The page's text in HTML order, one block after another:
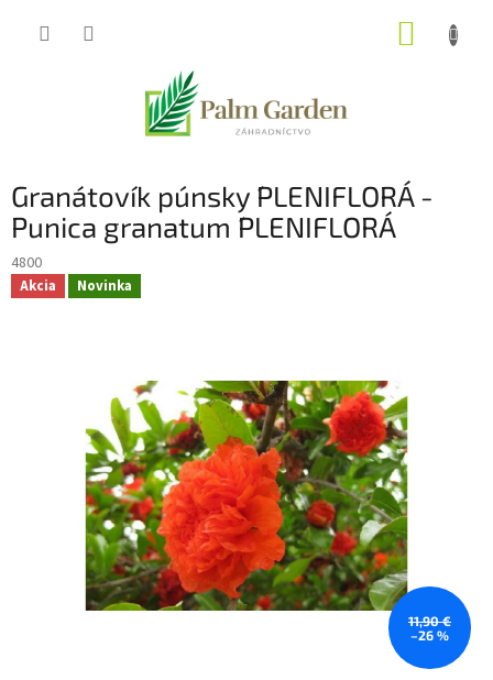
Granátovík púnsky ´PLENIFLORA´ -
Punica granatum ´PLENIFLORA´
4800
Akcia Novinka
11,90 €
–26 %